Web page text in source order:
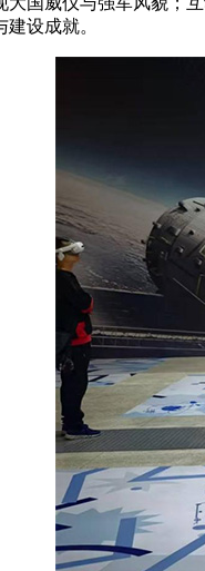
设成就。